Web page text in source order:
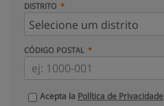
DISTRITO
CÓDIGO POSTAL
Acepta la Política de Privacidade